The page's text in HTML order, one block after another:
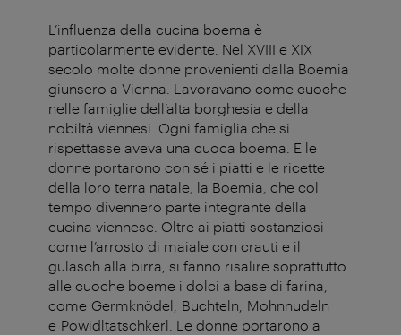
L’influenza della cucina boema è
particolarmente evidente. Nel XVIII e XIX
secolo molte donne provenienti dalla Boemia
giunsero a Vienna. Lavoravano come cuoche
nelle famiglie dell’alta borghesia e della
nobiltà viennesi. Ogni famiglia che si
rispettasse aveva una cuoca boema. E le
donne portarono con sé i piatti e le ricette
della loro terra natale, la Boemia, che col
tempo divennero parte integrante della
cucina viennese. Oltre ai piatti sostanziosi
come l’arrosto di maiale con crauti e il
gulasch alla birra, si fanno risalire soprattutto
alle cuoche boeme i dolci a base di farina,
come Germknödel, Buchteln, Mohnnudeln
e Powidltatschkerl. Le donne portarono a